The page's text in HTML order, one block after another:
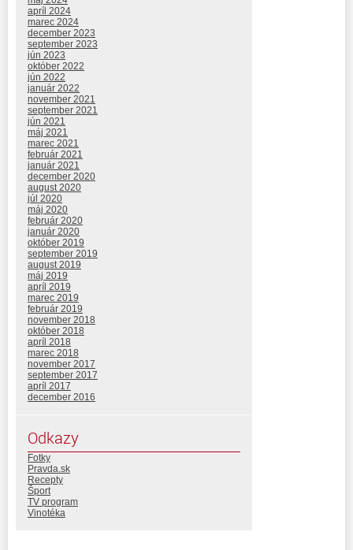
apríl 2024
marec 2024
december 2023
september 2023
jún 2023
október 2022
jún 2022
január 2022
november 2021
september 2021
jún 2021
máj 2021
marec 2021
február 2021
január 2021
december 2020
august 2020
júl 2020
máj 2020
február 2020
január 2020
október 2019
september 2019
august 2019
máj 2019
apríl 2019
marec 2019
február 2019
november 2018
október 2018
apríl 2018
marec 2018
november 2017
september 2017
apríl 2017
december 2016
Odkazy
Fotky
Pravda.sk
Recepty
Šport
TV program
Vinotéka